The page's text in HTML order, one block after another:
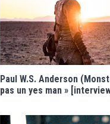
Paul W.S. Anderson
pas un yes man »